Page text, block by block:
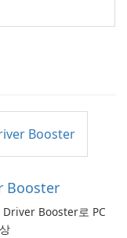
Booster
Booster로 PC